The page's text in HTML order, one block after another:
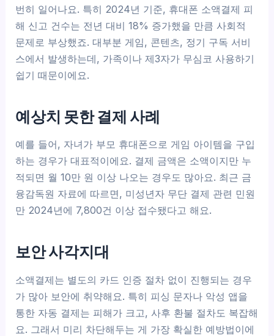
번히 일어나요. 특히 2024년 기준, 휴대폰 소액결제 피
해 신고 건수는 전년 대비 18% 증가했을 만큼 사회적
문제로 부상했죠. 대부분 게임, 콘텐츠, 정기 구독 서비
스에서 발생하는데, 가족이나 제3자가 무심코 사용하기
쉽기 때문이에요.
예상치 못한 결제 사례
예를 들어, 자녀가 부모 휴대폰으로 게임 아이템을 구입
하는 경우가 대표적이에요. 결제 금액은 소액이지만 누
적되면 월 10만 원 이상 나오는 경우도 많아요. 최근 금
융감독원 자료에 따르면, 미성년자 무단 결제 관련 민원
만 2024년에 7,800건 이상 접수됐다고 해요.
보안 사각지대
소액결제는 별도의 카드 인증 절차 없이 진행되는 경우
가 많아 보안에 취약해요. 특히 피싱 문자나 악성 앱을
통한 자동 결제는 피해가 크고, 사후 환불 절차도 복잡해
요. 그래서 미리 차단해두는 게 가장 확실한 예방법이에